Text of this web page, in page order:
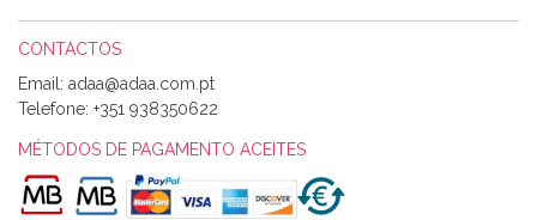
Alexandra Morais
Olá boa Noite. Os meus tecidos chegaram hoje. Muito
obrigada pelo miminho que dá um jeitaço pras minhas linhas
de bordar e não sei o que pões nos tecidos, mas que cheiram
maravilhosamente ... cheiram! :) Muito Obrigada.
CONTACTOS
Email:
Telefone: +351 938350622
MÉTODOS DE PAGAMENTO ACEITES